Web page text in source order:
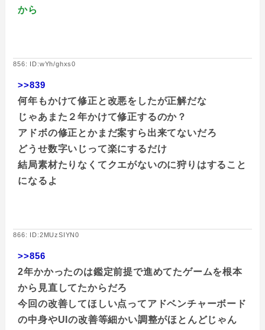
から
856: ID:wYh/ghxs0
>>839
何年もかけて修正と改悪をしたが正解だな
じゃあまた２年かけて修正するのか？
アドボの修正とかまだ案すら出来てないだろ
どうせ数字いじって楽にするだけ
結局素材たりなくてクエがないのに狩りはすること
になるよ
866: ID:2MUzSIYN0
>>856
2年かかったのは鑑定前提で進めてたゲームを根本
から見直してたからだろ
今回の改善してほしい点ってアドベンチャーボード
の中身やUIの改善等細かい調整がほとんどじゃん